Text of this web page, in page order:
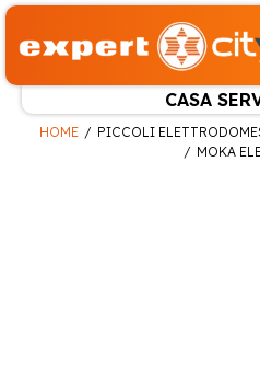
CASA
HOME PICCOLI
MOKA